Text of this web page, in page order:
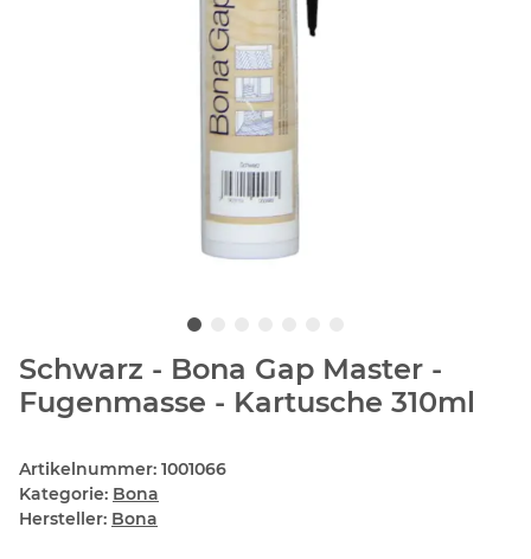
Schwarz - Bona Gap Master -
Fugenmasse - Kartusche 310ml
Artikelnummer: 1001066
Kategorie: Bona
Hersteller: Bona